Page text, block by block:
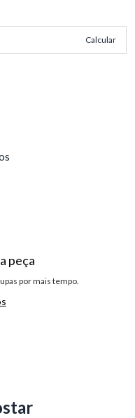
Calcular
peça
por mais tempo.